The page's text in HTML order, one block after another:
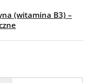
(witamina B3) –